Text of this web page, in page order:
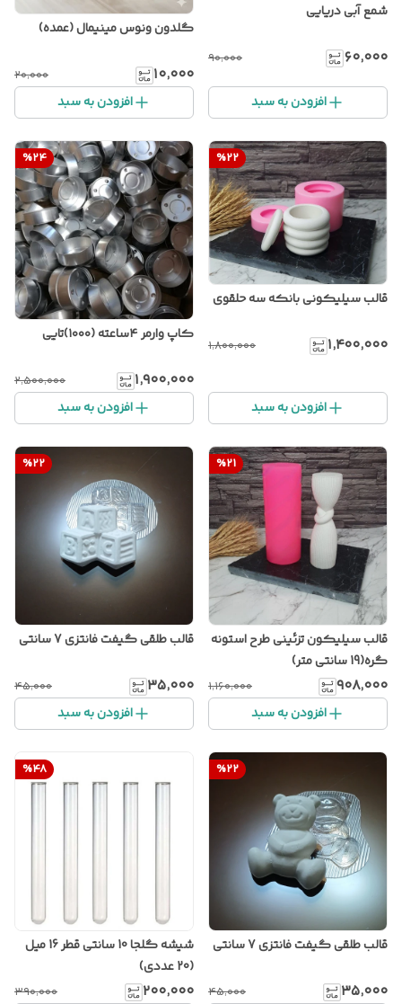
شمع آبی دریایی
۶۰٬۰۰۰ ۹۰٬۰۰۰
افزودن به سبد
گلدون ونوس مینیمال (عمده)
۱۰٬۰۰۰ ۲۰٬۰۰۰
افزودن به سبد
%22
قالب سیلیکونی بانکه سه حلقوی
۱٬۴۰۰٬۰۰۰ ۱٬۸۰۰٬۰۰۰
افزودن به سبد
%24
کاپ وارمر ۴ساعته (۱۰۰۰)تایی
۱٬۹۰۰٬۰۰۰ ۲٬۵۰۰٬۰۰۰
افزودن به سبد
%21
قالب سیلیکون تزئینی طرح استونه
گره(19 سانتی متر)
۹۰۸٬۰۰۰ ۱٬۱۶۰٬۰۰۰
افزودن به سبد
%22
قالب طلقی گیفت فانتزی 7 سانتی
۳۵٬۰۰۰ ۴۵٬۰۰۰
افزودن به سبد
%22
قالب طلقی گیفت فانتزی 7 سانتی
۳۵٬۰۰۰ ۴۵٬۰۰۰
%48
شیشه گلجا 10 سانتی قطر 16 میل
(20 عددی)
۲۰۰٬۰۰۰ ۳۹۰٬۰۰۰